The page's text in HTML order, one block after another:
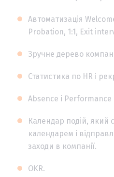
Автоматизація
Probation, 1:1, Exit
Зручне дерево
Статистика по HR і
Absence і
Календар подій, який
календарем і
заходи в компанії.
OKR.